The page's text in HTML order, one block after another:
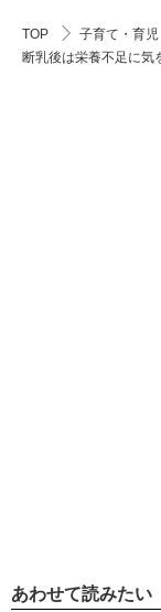
TOP 子育て・育児
断乳後は栄養不足に気
あわせて読みたい